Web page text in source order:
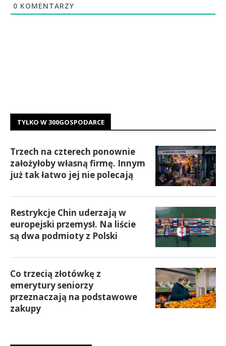
0 KOMENTARZY
TYLKO W 300GOSPODARCE
Trzech na czterech ponownie
założyłoby własną firmę. Innym
już tak łatwo jej nie polecają
Restrykcje Chin uderzają w
europejski przemysł. Na liście
są dwa podmioty z Polski
Co trzecią złotówkę z
emerytury seniorzy
przeznaczają na podstawowe
zakupy